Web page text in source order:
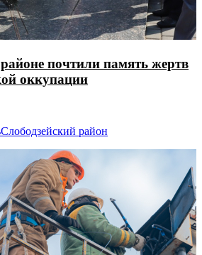
почтили память жертв
оккупации
Слободзейский район